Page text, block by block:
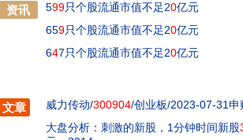
资讯 599只个股流通市值不足20亿元
659只个股流通市值不足20亿元
647只个股流通市值不足20亿元
文章 威力传动/300904/创业板/2023-07-31申
大盘分析：刺激的新股，1分钟时间新股